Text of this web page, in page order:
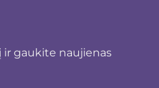
ir gaukite naujienas